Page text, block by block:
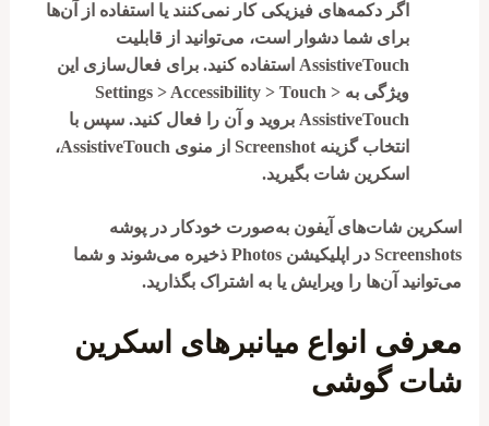
اگر دکمه‌های فیزیکی کار نمی‌کنند یا استفاده از آن‌ها
برای شما دشوار است، می‌توانید از قابلیت
AssistiveTouch استفاده کنید. برای فعال‌سازی این
ویژگی به Settings > Accessibility > Touch >
AssistiveTouch بروید و آن را فعال کنید. سپس با
انتخاب گزینه Screenshot
از منوی AssistiveTouch،
اسکرین شات بگیرید.
اسکرین شات‌های آیفون به‌صورت خودکار در پوشه
Screenshots
در اپلیکیشن Photos ذخیره می‌شوند و شما
می‌توانید آن‌ها را ویرایش یا به اشتراک بگذارید.
معرفی انواع میانبرهای اسکرین
شات گوشی